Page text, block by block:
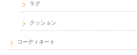
ラグ
クッション
コーディネート